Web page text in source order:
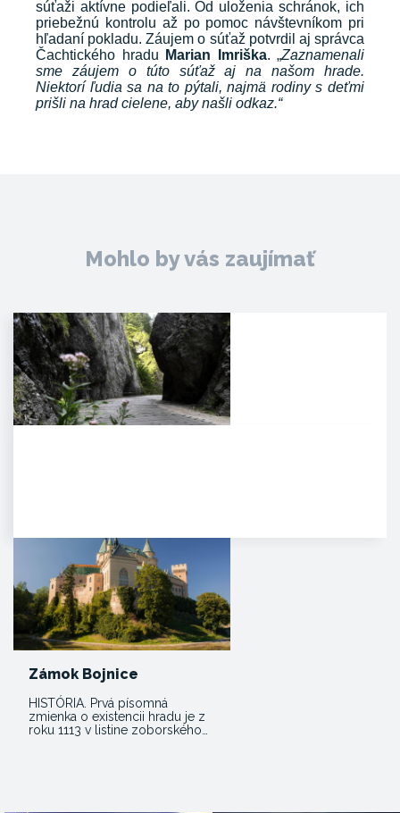
súťaži aktívne podieľali. Od uloženia schránok, ich
priebežnú kontrolu až po pomoc návštevníkom pri
hľadaní pokladu. Záujem o súťaž potvrdil aj správca
Čachtického hradu
Marian Imriška. „Zaznamenali
sme záujem o túto súťaž aj na našom hrade.
Niektorí ľudia sa na to pýtali, najmä rodiny s deťmi
prišli na hrad cielene, aby našli odkaz.“
Mohlo by vás zaujímať
Zámok Bojnice
HISTÓRIA. Prvá písomná
zmienka o existencii hradu je z
roku 1113 v listine zoborského…